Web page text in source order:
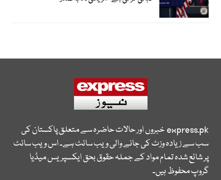
express.pkخبروں اور حالات حاضرہ سے متعلق پاکستان کی
سب سے زیادہ وزٹ کی جانے والی ویب سائٹ ہے۔ اس ویب سائٹ
پر شائع شدہ تمام مواد کے جملہ حقوق بحق ایکسپریس میڈیا
گروپ محفوظ ہیں۔